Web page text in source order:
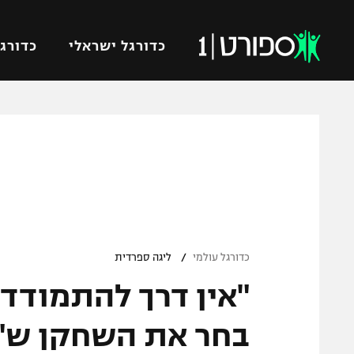
כדורגל ישראלי
ברחבה
"מעל הליגה" – פודקאסט
מכבי
בית"ר
כדורגל עולמי / ליגה ספרדית
"אין דרך
בחר את השחקן